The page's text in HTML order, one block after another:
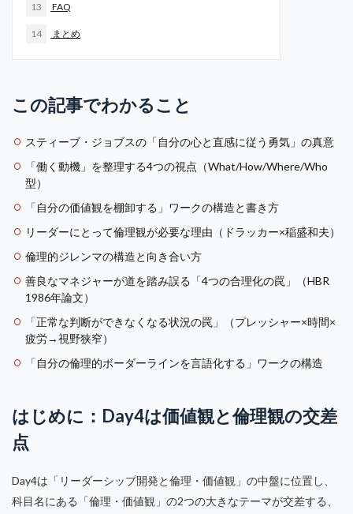
13 FAQ
14 まとめ
この記事でわかること
スティーブ・ジョブスの「自分の心と直感に従う勇気」の真意
「働く動機」を整理する4つの視点（What/How/Where/Who
型）
「自分の価値観を棚卸する」ワークの構造と書き方
リーダーにとって倫理観が必要な理由（ドラッカー×稲盛和夫）
倫理的ジレンマの構造と向き合い方
善良なマネジャーが道を踏み誤る「4つの合理化の罠」（HBR
1986年論文）
「正常な判断ができなくなる状況の罠」（プレッシャー×時間×
疲労→視野狭窄）
「自分の倫理的ボーダーラインを言語化する」ワークの構造
はじめに：Day4は価値観と倫理観の交差
点
Day4は「リーダーシップ開発と倫理・価値観」の中盤に位置し、
科目名にある「倫理・価値観」の2つの大きなテーマが交差する、